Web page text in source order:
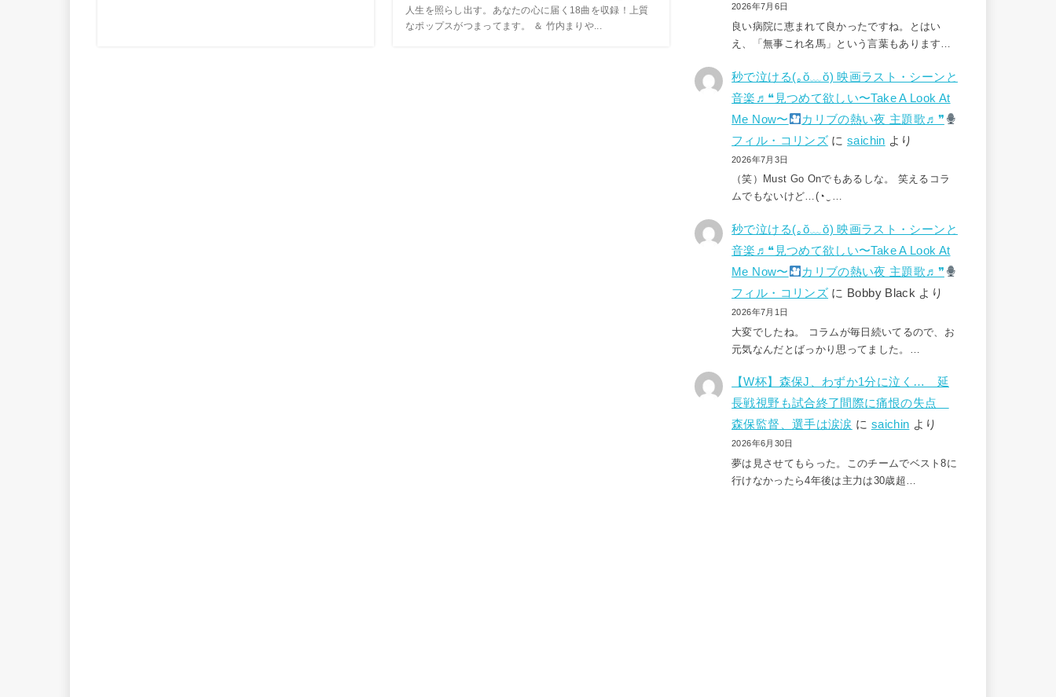
人生を照らし出す。あなたの心に届く18曲を収録！上質
なポップスがつまってます。 ＆ 竹内まりや...
2026年7月6日
良い病院に恵まれて良かったですね。とはい
え、「無事これ名馬」という言葉もあります…
秒で泣ける(⁠｡⁠ŏ⁠﹏⁠ŏ⁠) 映画ラスト・シーンと
音楽♬❝見つめて欲しい〜Take A Look At
Me Now〜
カリブの熱い夜 主題歌♬❞
フィル・コリンズ にsaichin より
2026年7月3日
（笑）Must Go Onでもあるしな。 笑えるコラ
ムでもないけど…(⁠◔⁠‿⁠…
秒で泣ける(⁠｡⁠ŏ⁠﹏⁠ŏ⁠) 映画ラスト・シーンと
音楽♬❝見つめて欲しい〜Take A Look At
Me Now〜
カリブの熱い夜 主題歌♬❞
フィル・コリンズ に Bobby Black より
2026年7月1日
大変でしたね。 コラムが毎日続いてるので、お
元気なんだとばっかり思ってました。…
【W杯】森保J、わずか1分に泣く… 延
長戦視野も試合終了間際に痛恨の失点
森保監督、選手は涙涙 に saichin より
2026年6月30日
夢は見させてもらった。このチームでベスト8に
行けなかったら4年後は主力は30歳超…